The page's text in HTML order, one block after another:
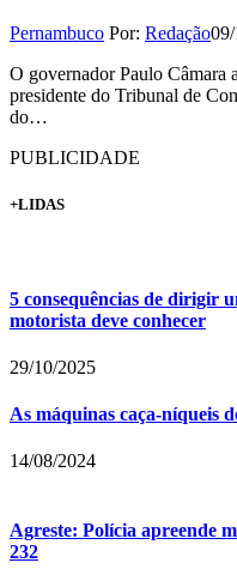
Pernambuco Por: Redação
O governador Paulo Câmara
presidente do Tribunal de
do…
PUBLICIDADE
+LIDAS
5 consequências de dirigir
motorista deve conhecer
29/10/2025
As máquinas caça-níqueis
14/08/2024
Agreste: Polícia apreende
232